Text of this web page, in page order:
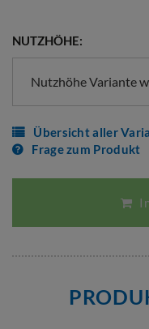
NUTZHÖHE:
Nutzhöhe Variante
Übersicht aller
Frage zum Produkt